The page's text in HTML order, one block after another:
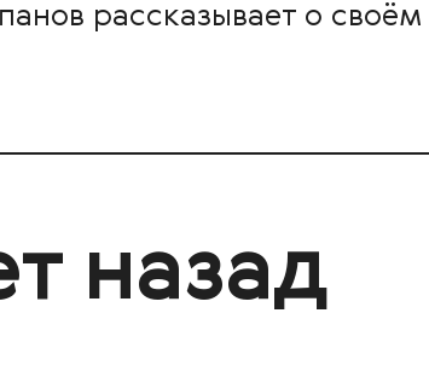
рассказывает о
назад